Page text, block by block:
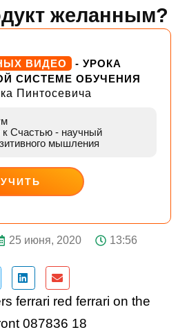
желанным?
ВИДЕО
- УРОКА
СИСТЕМЕ ОБУЧЕНИЯ
Пинтосевича
к Счастью - научный
мышления
25 июня, 2020
13:56